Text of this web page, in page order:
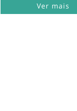
Ver mais